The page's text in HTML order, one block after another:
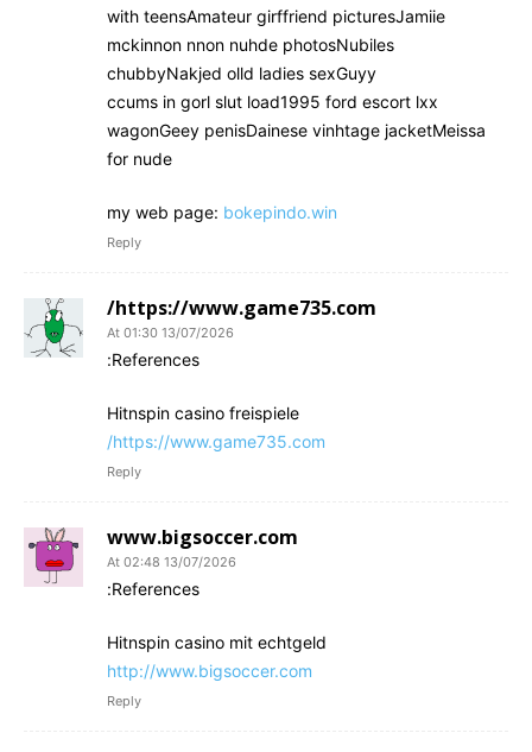
with teensAmateur girffriend picturesJamiie
mckinnon nnon nuhde photosNubiles
chubbyNakjed olld ladies sexGuyy
ccums in gorl slut load1995 ford escort lxx
wagonGeey penisDainese vinhtage jacketMeissa
for nude
my web page: bokepindo.win
Reply
https://www.game735.com/
13/07/2026 At 01:30
References:
Hitnspin casino freispiele
https://www.game735.com/
Reply
www.bigsoccer.com
13/07/2026 At 02:48
References:
Hitnspin casino mit echtgeld
http://www.bigsoccer.com
Reply